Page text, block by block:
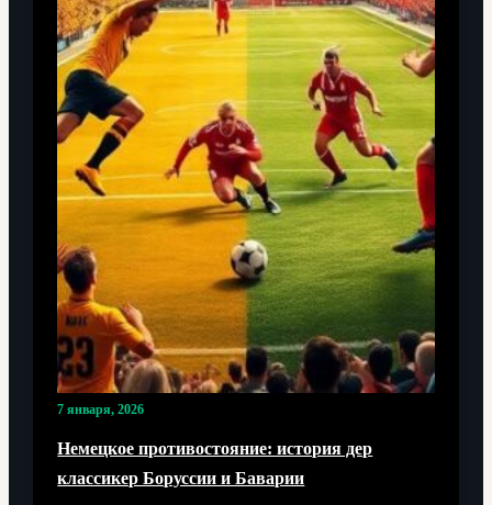
7 января, 2026
Немецкое противостояние: история дер
классикер Боруссии и Баварии